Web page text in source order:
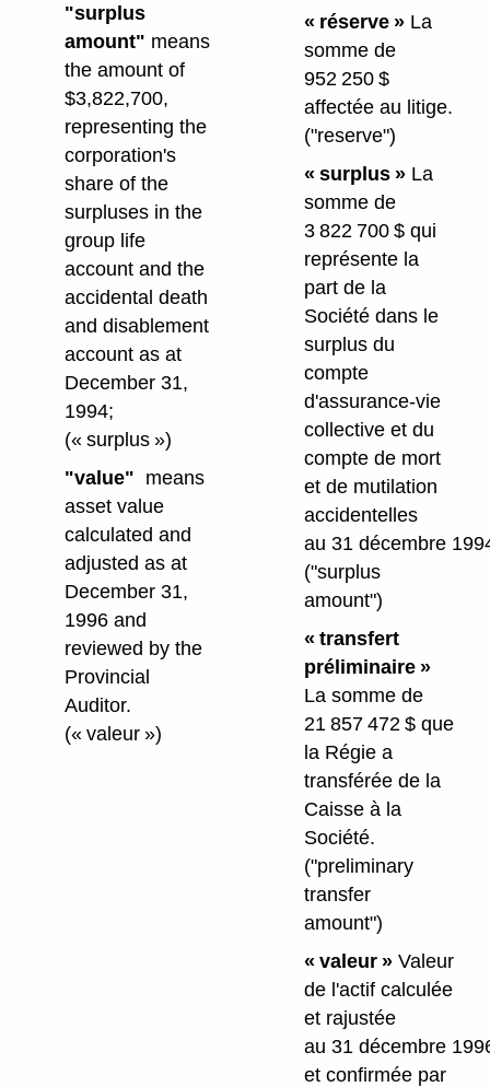
"surplus
amount" means
the amount of
$3,822,700,
representing the
corporation's
share of the
surpluses in the
group life
account and the
accidental death
and disablement
account as at
December 31,
1994;
(« surplus »)
"value" means
asset value
calculated and
adjusted as at
December 31,
1996 and
reviewed by the
Provincial
Auditor.
(« valeur »)
« réserve »La
somme de
952 250 $
affectée au litige.
("reserve")
« surplus »La
somme de
3 822 700 $ qui
représente la
part de la
Société dans le
surplus du
compte
d'assurance-vie
collective et du
compte de mort
et de mutilation
accidentelles
au 31 décembre
("surplus
amount")
« transfert
préliminaire »
La somme de
21 857 472 $ que
la Régie a
transférée de la
Caisse à la
Société.
("preliminary
transfer
amount")
« valeur »Valeur
de l'actif calculée
et rajustée
au 31 décembre
et confirmée par